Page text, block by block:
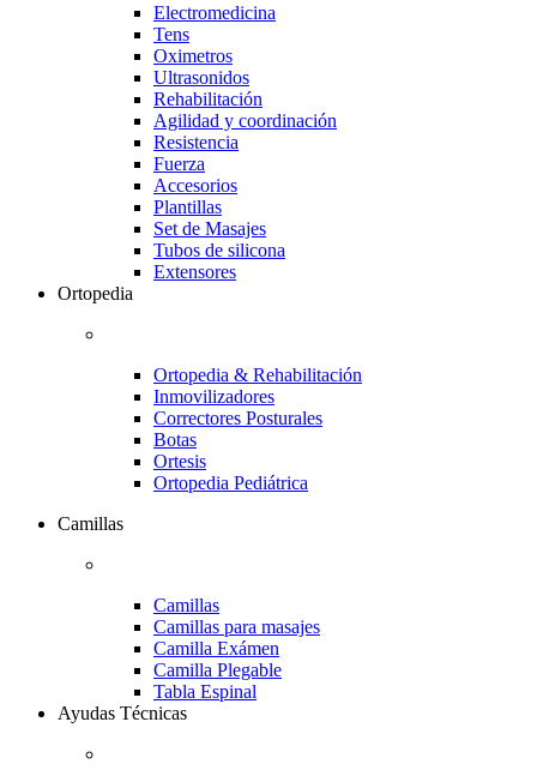
Electromedicina
Tens
Oximetros
Ultrasonidos
Rehabilitación
Agilidad y coordinación
Resistencia
Fuerza
Accesorios
Plantillas
Set de Masajes
Tubos de silicona
Extensores
Ortopedia
Ortopedia & Rehabilitación
Inmovilizadores
Correctores Posturales
Botas
Ortesis
Ortopedia Pediátrica
Camillas
Camillas
Camillas para masajes
Camilla Exámen
Camilla Plegable
Tabla Espinal
Ayudas Técnicas